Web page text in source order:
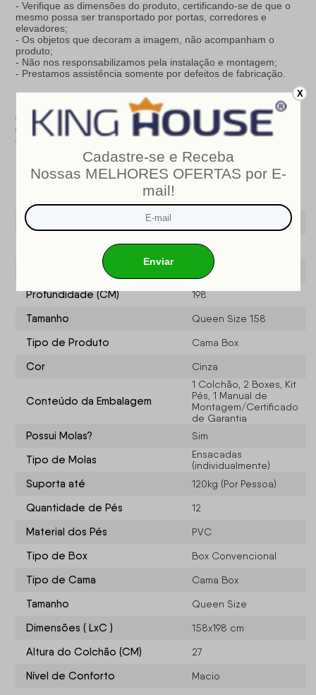
- Verifique as dimensões do produto, certificando-se de que o
mesmo possa ser transportado por portas, corredores e
elevadores;
- Os objetos que decoram a imagem, não acompanham o
produto;
- Não nos responsabilizamos pela instalação e montagem;
- Prestamos assistência somente por defeitos de fabricação.
Nosso produto é certificado peloINMETRO!
CERTIFICADO DE CONFORMIDADE NÚMERO:07424-001-
02/2019
OCP
Especificações do produto
Modelo
King House ®
158
Profundidade (CM) 198
Tamanho Queen Size 158
Tipo de Produto Cama Box
Cor Cinza
Conteúdo da Embalagem
1 Colchão, 2 Boxes, Kit
Pés, 1 Manual de
Montagem/Certificado
de Garantia
Possui Molas? Sim
Tipo de Molas
Ensacadas
(individualmente)
Suporta até 120kg (Por Pessoa)
Quantidade de Pés 12
Material dos Pés PVC
Tipo de Box Box Convencional
Tipo de Cama Cama Box
Tamanho Queen Size
Dimensões ( LxC ) 158x198 cm
Altura do Colchão (CM) 27
Nível de Conforto Macio
X